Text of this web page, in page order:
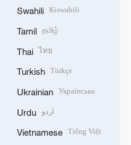
Swahili Kiswahili
Tamil தமிழ்
Thai ไทย
Turkish Türkçe
Ukrainian Українська
Urdu اردو
Vietnamese Tiếng Việt